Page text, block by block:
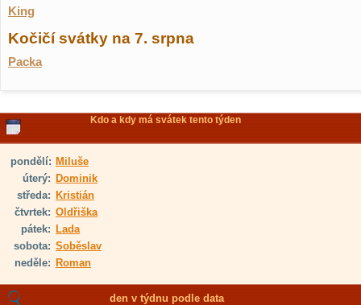
King
Kočičí svátky na 7. srpna
Packa
Kdo a kdy má svátek tento týden
pondělí: Miluše
úterý: Dominik
středa: Kristián
čtvrtek: Oldřiška
pátek: Lada
sobota: Soběslav
neděle: Roman
den v týdnu podle data